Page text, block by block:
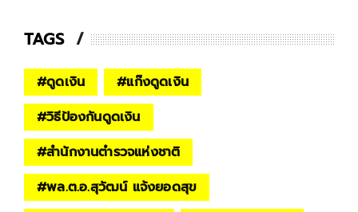
TAGS
#ดูดเงิน #แก๊งดูดเงิน
#วิธีป้องกันดูดเงิน
#สำนักงานตำรวจแห่งชาติ
#พล.ต.อ.สุวัฒน์ แจ้งยอดสุข